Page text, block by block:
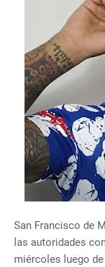
San Francisco de
las autoridades
miércoles luego